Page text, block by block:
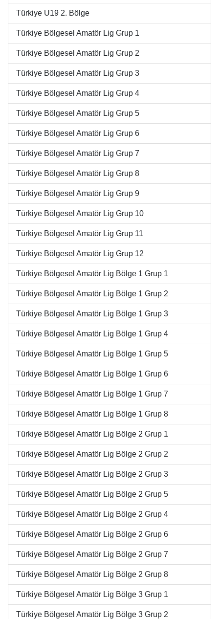
Türkiye U19 2. Bölge
Türkiye Bölgesel Amatör Lig Grup 1
Türkiye Bölgesel Amatör Lig Grup 2
Türkiye Bölgesel Amatör Lig Grup 3
Türkiye Bölgesel Amatör Lig Grup 4
Türkiye Bölgesel Amatör Lig Grup 5
Türkiye Bölgesel Amatör Lig Grup 6
Türkiye Bölgesel Amatör Lig Grup 7
Türkiye Bölgesel Amatör Lig Grup 8
Türkiye Bölgesel Amatör Lig Grup 9
Türkiye Bölgesel Amatör Lig Grup 10
Türkiye Bölgesel Amatör Lig Grup 11
Türkiye Bölgesel Amatör Lig Grup 12
Türkiye Bölgesel Amatör Lig Bölge 1 Grup 1
Türkiye Bölgesel Amatör Lig Bölge 1 Grup 2
Türkiye Bölgesel Amatör Lig Bölge 1 Grup 3
Türkiye Bölgesel Amatör Lig Bölge 1 Grup 4
Türkiye Bölgesel Amatör Lig Bölge 1 Grup 5
Türkiye Bölgesel Amatör Lig Bölge 1 Grup 6
Türkiye Bölgesel Amatör Lig Bölge 1 Grup 7
Türkiye Bölgesel Amatör Lig Bölge 1 Grup 8
Türkiye Bölgesel Amatör Lig Bölge 2 Grup 1
Türkiye Bölgesel Amatör Lig Bölge 2 Grup 2
Türkiye Bölgesel Amatör Lig Bölge 2 Grup 3
Türkiye Bölgesel Amatör Lig Bölge 2 Grup 5
Türkiye Bölgesel Amatör Lig Bölge 2 Grup 4
Türkiye Bölgesel Amatör Lig Bölge 2 Grup 6
Türkiye Bölgesel Amatör Lig Bölge 2 Grup 7
Türkiye Bölgesel Amatör Lig Bölge 2 Grup 8
Türkiye Bölgesel Amatör Lig Bölge 3 Grup 1
Türkiye Bölgesel Amatör Lig Bölge 3 Grup 2